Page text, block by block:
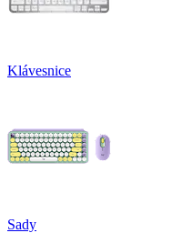
Klávesnice
Sady